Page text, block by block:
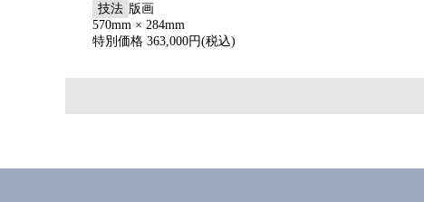
技法 版画
570mm × 284mm
特別価格 363,000円(税込)